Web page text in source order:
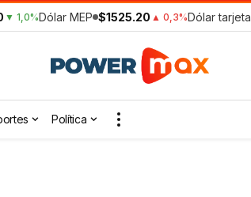
▼ 1,0%Dólar MEP $1525.20 ▲ 0,3%Dólar tarjeta
Política